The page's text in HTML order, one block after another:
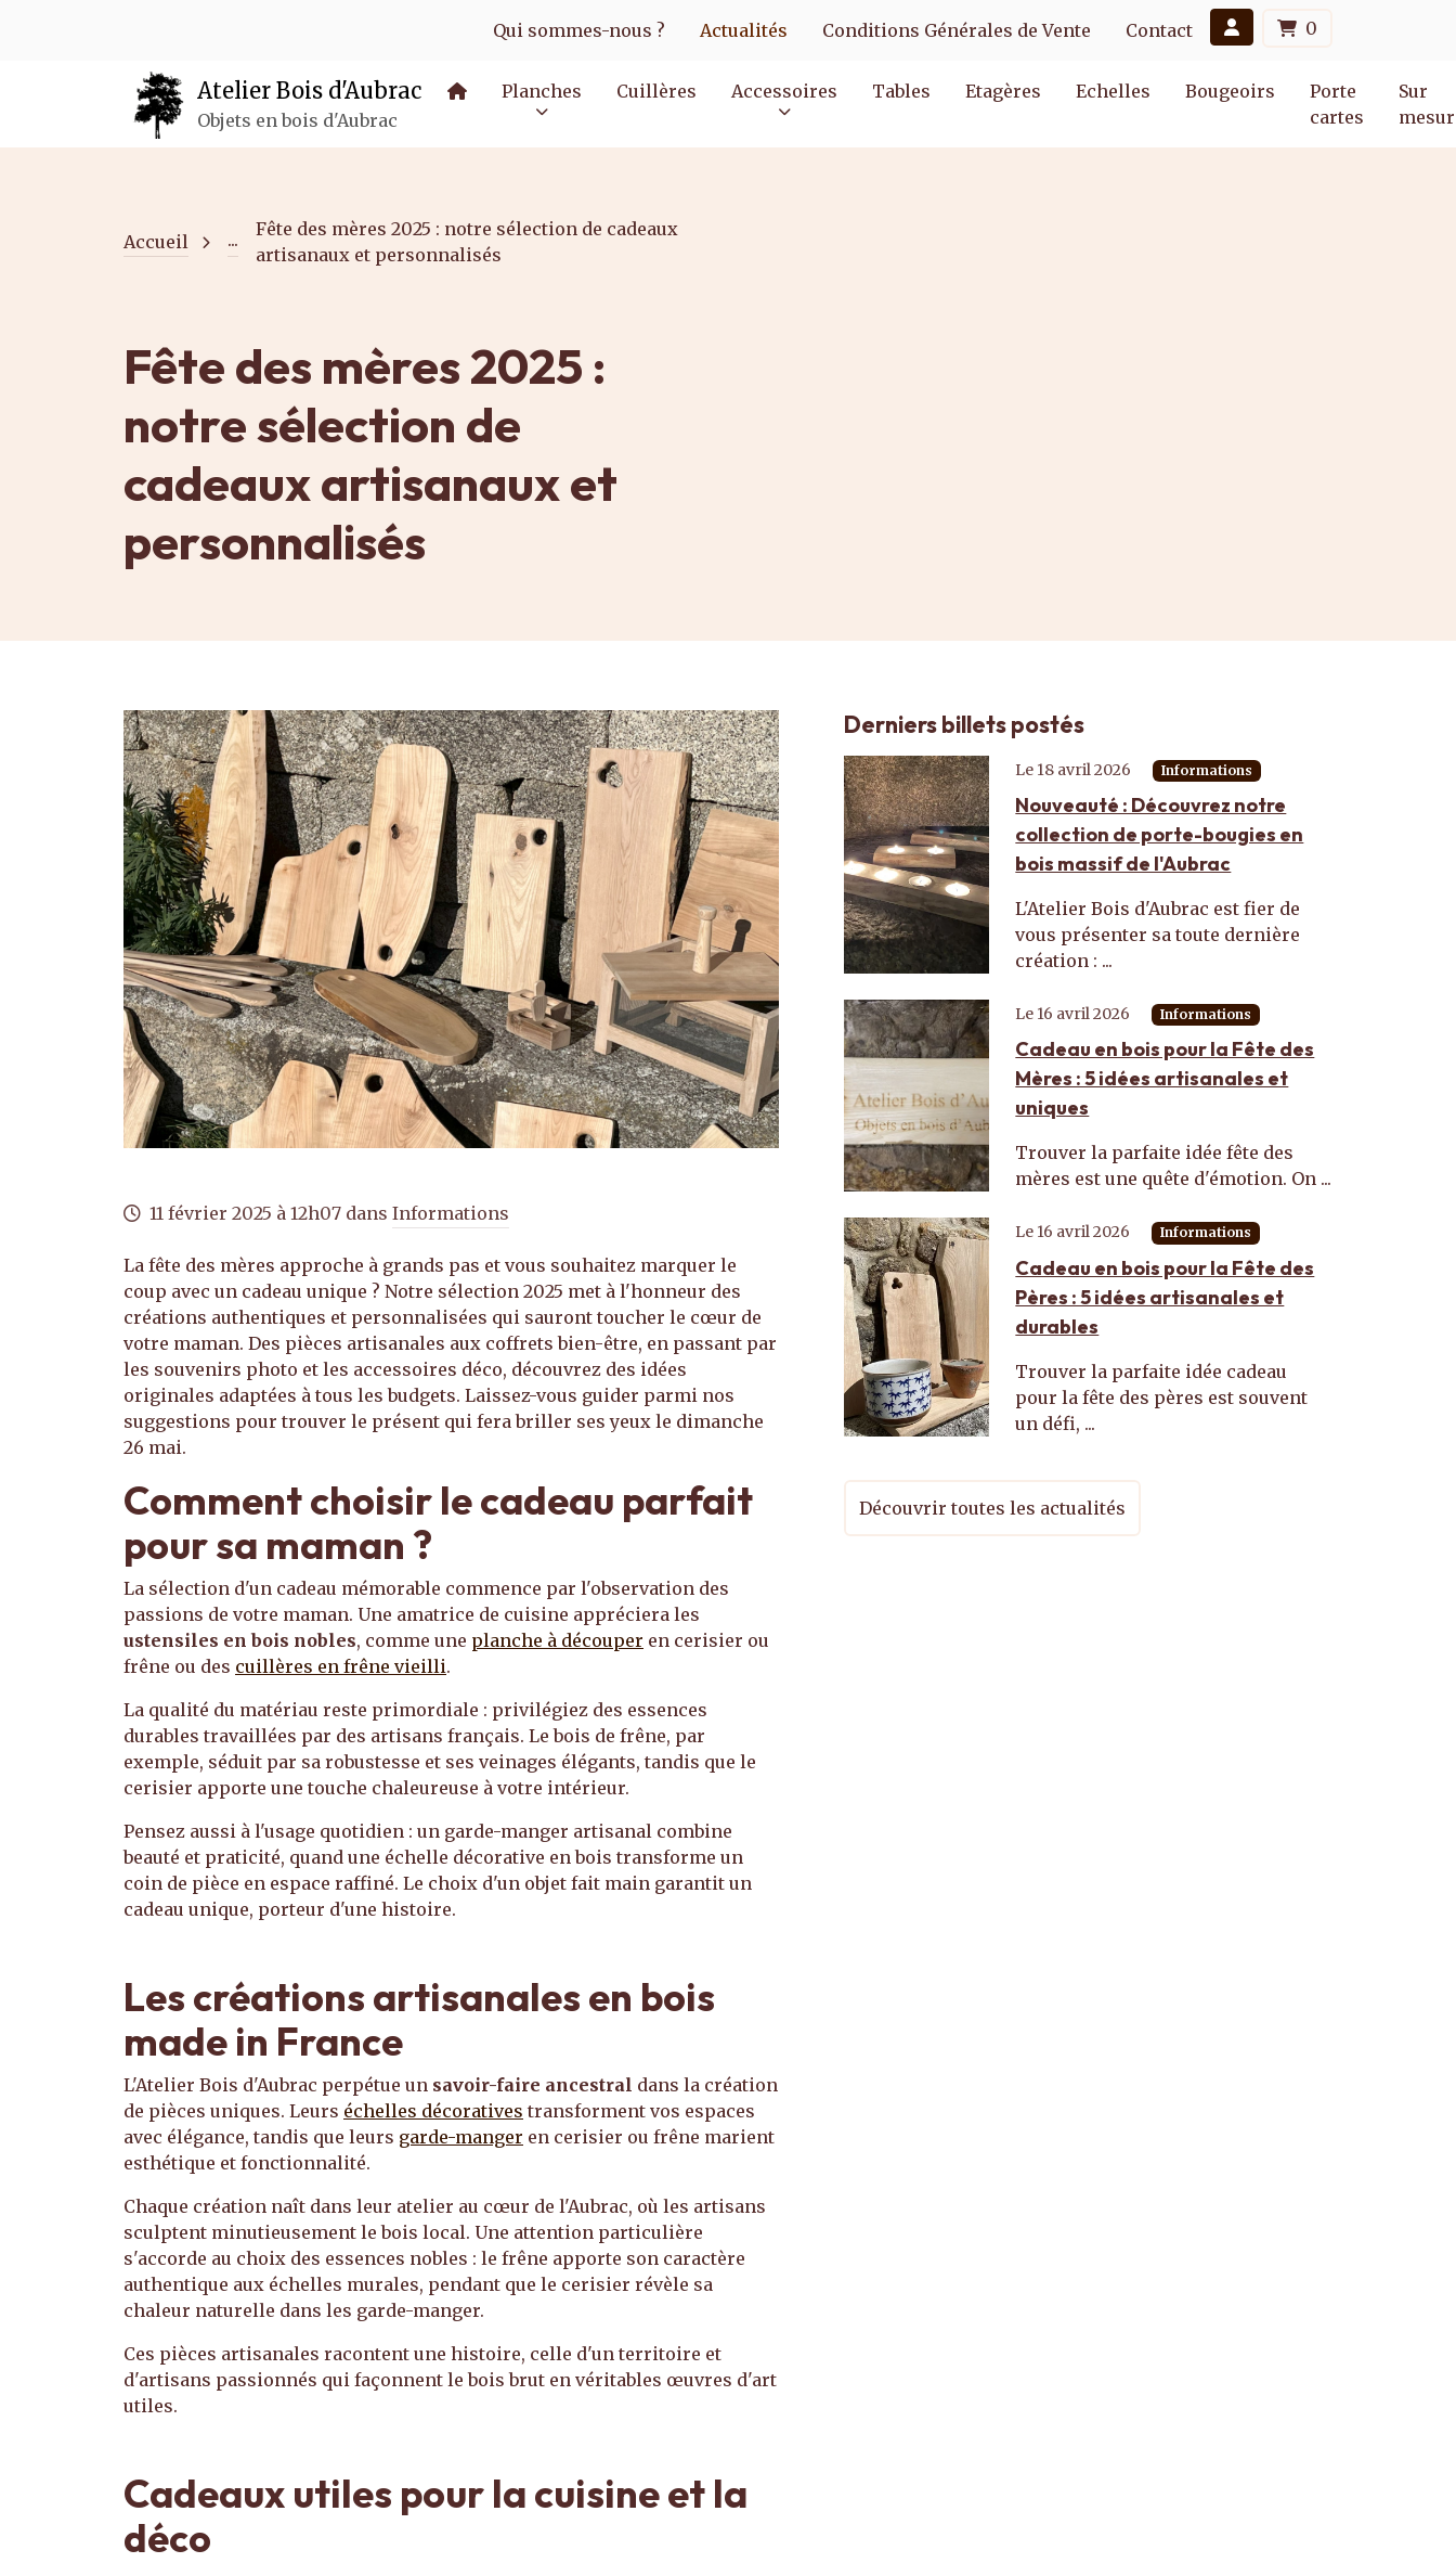
Qui sommes-nous ? Actualités Conditions Générales de Vente Contact 0
Atelier Bois d'Aubrac
Objets en bois d'Aubrac
Planches Cuillères Accessoires Tables Etagères Echelles Bougeoirs
Porte
cartes
Sur
Accueil ...
Fête des mères 2025 : notre sélection de cadeaux
artisanaux et personnalisés
Fête des mères 2025 :
notre sélection de
cadeaux artisanaux et
personnalisés
11 février 2025 à 12h07 dans Informations
La fête des mères approche à grands pas et vous souhaitez marquer le
coup avec un cadeau unique ? Notre sélection 2025 met à l'honneur des
créations authentiques et personnalisées qui sauront toucher le cœur de
votre maman. Des pièces artisanales aux coffrets bien-être, en passant par
les souvenirs photo et les accessoires déco, découvrez des idées
originales adaptées à tous les budgets. Laissez-vous guider parmi nos
suggestions pour trouver le présent qui fera briller ses yeux le dimanche
26 mai.
Comment choisir le cadeau parfait
pour sa maman ?
La sélection d'un cadeau mémorable commence par l'observation des
passions de votre maman. Une amatrice de cuisine appréciera les
ustensiles en bois nobles, comme une planche à découper en cerisier ou
frêne ou des cuillères en frêne vieilli.
La qualité du matériau reste primordiale : privilégiez des essences
durables travaillées par des artisans français. Le bois de frêne, par
exemple, séduit par sa robustesse et ses veinages élégants, tandis que le
cerisier apporte une touche chaleureuse à votre intérieur.
Pensez aussi à l'usage quotidien : un garde-manger artisanal combine
beauté et praticité, quand une échelle décorative en bois transforme un
coin de pièce en espace raffiné. Le choix d'un objet fait main garantit un
cadeau unique, porteur d'une histoire.
Les créations artisanales en bois
made in France
L'Atelier Bois d'Aubrac perpétue un savoir-faire ancestral dans la création
de pièces uniques. Leurs échelles décoratives transforment vos espaces
avec élégance, tandis que leurs garde-manger en cerisier ou frêne marient
esthétique et fonctionnalité.
Chaque création naît dans leur atelier au cœur de l'Aubrac, où les artisans
sculptent minutieusement le bois local. Une attention particulière
s'accorde au choix des essences nobles : le frêne apporte son caractère
authentique aux échelles murales, pendant que le cerisier révèle sa
chaleur naturelle dans les garde-manger.
Ces pièces artisanales racontent une histoire, celle d'un territoire et
d'artisans passionnés qui façonnent le bois brut en véritables œuvres d'art
utiles.
Cadeaux utiles pour la cuisine et la
déco
Derniers billets postés
Le 18 avril 2026 Informations
Nouveauté : Découvrez notre
collection de porte-bougies en
bois massif de l'Aubrac
L'Atelier Bois d'Aubrac est fier de
vous présenter sa toute dernière
création : ...
Le 16 avril 2026 Informations
Cadeau en bois pour la Fête des
Mères : 5 idées artisanales et
uniques
Trouver la parfaite idée fête des
mères est une quête d'émotion. On ...
Le 16 avril 2026 Informations
Cadeau en bois pour la Fête des
Pères : 5 idées artisanales et
durables
Trouver la parfaite idée cadeau
pour la fête des pères est souvent
un défi, ...
Découvrir toutes les actualités